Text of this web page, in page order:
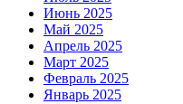
Июнь 2025
Май 2025
Апрель 2025
Март 2025
Февраль 2025
Январь 2025